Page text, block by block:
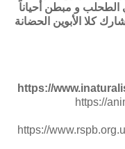
و مبطن أحياناً
من 2-4 بيضات و يتشارك كلا الأبوين الحضانة
https://
https://
https://